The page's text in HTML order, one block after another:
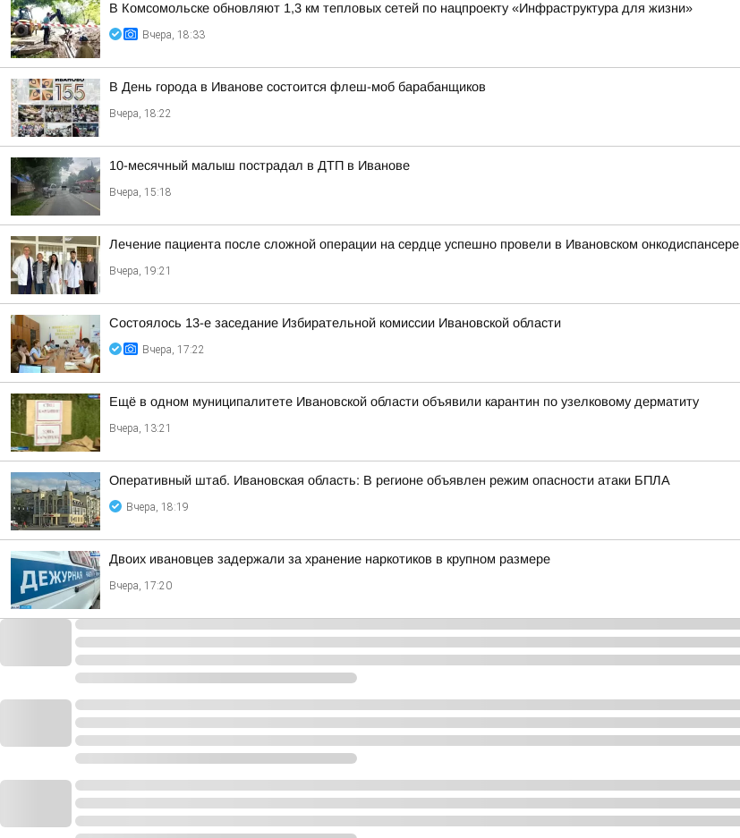
В Комсомольске обновляют 1,3 км тепловых сетей по нацпроекту «Инфраструктура для жизни»
Вчера, 18:33
В День города в Иванове состоится флеш-моб барабанщиков
Вчера, 18:22
10-месячный малыш пострадал в ДТП в Иванове
Вчера, 15:18
Лечение пациента после сложной операции на сердце успешно провели в Ивановском онкодиспансере
Вчера, 19:21
Состоялось 13-е заседание Избирательной комиссии Ивановской области
Вчера, 17:22
Ещё в одном муниципалитете Ивановской области объявили карантин по узелковому дерматиту
Вчера, 13:21
Оперативный штаб. Ивановская область: В регионе объявлен режим опасности атаки БПЛА
Вчера, 18:19
Двоих ивановцев задержали за хранение наркотиков в крупном размере
Вчера, 17:20